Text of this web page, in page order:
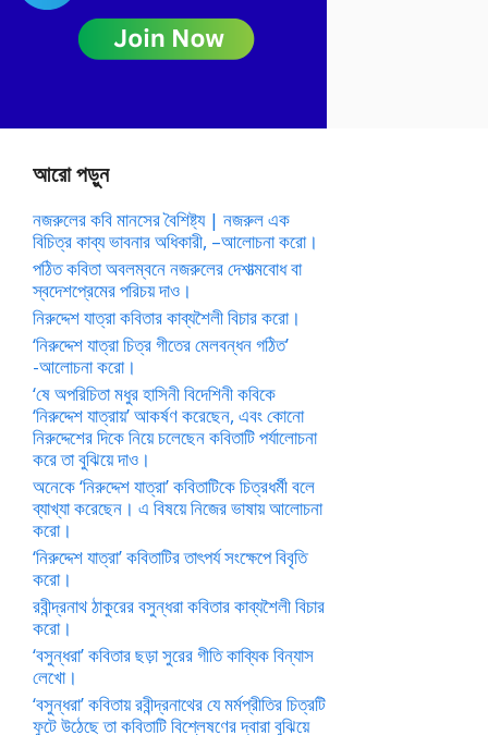
আরো পড়ুন
নজরুলের কবি মানসের বৈশিষ্ট্য | নজরুল এক
বিচিত্র কাব্য ভাবনার অধিকারী, –আলোচনা করো।
পঠিত কবিতা অবলম্বনে নজরুলের দেশাত্মবোধ বা
স্বদেশপ্রেমের পরিচয় দাও।
নিরুদ্দেশ যাত্রা কবিতার কাব্যশৈলী বিচার করো।
‘নিরুদ্দেশ যাত্রা চিত্র গীতের মেলবন্ধন গঠিত’
-আলোচনা করো।
‘ষে অপরিচিতা মধুর হাসিনী বিদেশিনী কবিকে
‘নিরুদ্দেশ যাত্রায়’ আকর্ষণ করেছেন, এবং কোনো
নিরুদ্দেশের দিকে নিয়ে চলেছেন কবিতাটি পর্যালোচনা
করে তা বুঝিয়ে দাও।
অনেকে ‘নিরুদ্দেশ যাত্রা’ কবিতাটিকে চিত্রধর্মী বলে
ব্যাখ্যা করেছেন। এ বিষয়ে নিজের ভাষায় আলোচনা
করো।
‘নিরুদ্দেশ যাত্রা’ কবিতাটির তাৎপর্য সংক্ষেপে বিবৃতি
করো।
রবীন্দ্রনাথ ঠাকুরের বসুন্ধরা কবিতার কাব্যশৈলী বিচার
করো।
‘বসুন্ধরা’ কবিতার ছড়া সুরের গীতি কাব্যিক বিন্যাস
লেখো।
‘বসুন্ধরা’ কবিতায় রবীন্দ্রনাথের যে মর্মপ্রীতির চিত্রটি
ফুটে উঠেছে তা কবিতাটি বিশ্লেষণের দ্বারা বুঝিয়ে